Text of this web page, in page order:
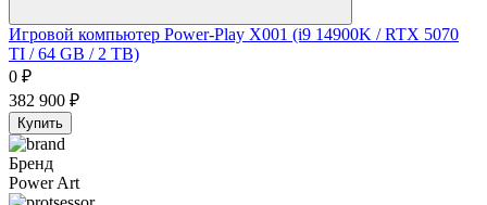
Игровой компьютер Power-Play X001 (i9 14900K / RTX 5070
TI / 64 GB / 2 TB)
0 ₽
382 900 ₽
Купить
Бренд
Power Art